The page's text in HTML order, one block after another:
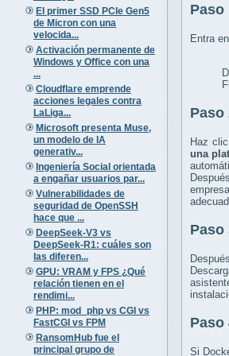
El primer SSD PCIe Gen5
de Micron con una
velocida...
Activación permanente de
Windows y Office con una
...
Cloudflare emprende
acciones legales contra
LaLiga...
Microsoft presenta Muse,
un modelo de IA
generativ...
Ingeniería Social orientada
a engañar usuarios par...
Vulnerabilidades de
seguridad de OpenSSH
hace que ...
DeepSeek-V3 vs
DeepSeek-R1: cuáles son
las diferen...
GPU: VRAM y FPS ¿Qué
relación tienen en el
rendimi...
PHP: mod_php vs CGI vs
FastCGI vs FPM
RansomHub fue el
principal grupo de
Paso
Entra
Paso
Haz
una
Paso
Paso
Si